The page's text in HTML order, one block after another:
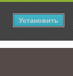
Установить
и нерабочие дни в